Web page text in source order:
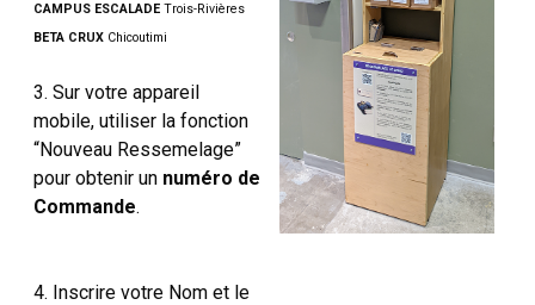
CAMPUS ESCALADE Trois-Rivières
BETA CRUX Chicoutimi
3. Sur votre appareil
mobile, utiliser la fonction
“Nouveau Ressemelage”
pour obtenir un numéro de
Commande.
4. Inscrire votre Nom et le